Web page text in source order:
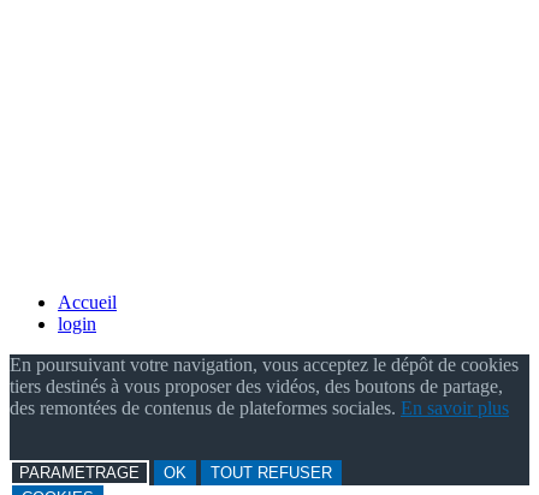
Accueil
login
En poursuivant votre navigation, vous acceptez le dépôt de cookies
tiers destinés à vous proposer des vidéos, des boutons de partage,
des remontées de contenus de plateformes sociales. En savoir plus
PARAMETRAGE OK
TOUT REFUSER